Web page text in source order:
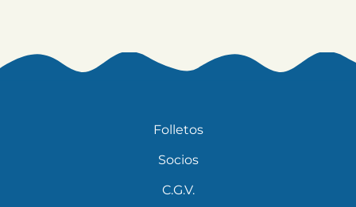
Folletos
Socios
C.G.V.